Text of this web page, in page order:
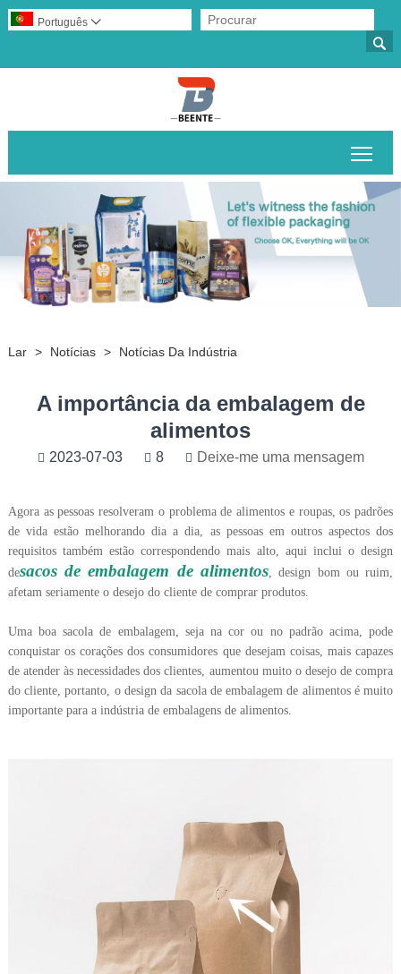

Português 
Lar > Notícias > Notícias Da Indústria
A importância da embalagem de
alimentos
2023-07-03 8 Deixe-me uma mensagem
Agora as pessoas resolveram o problema de alimentos e roupas, os padrões
de vida estão melhorando dia a dia, as pessoas em outros aspectos dos
requisitos também estão correspondendo mais alto, aqui inclui o design
desacos de embalagem de alimentos, design bom ou ruim,
afetam seriamente o desejo do cliente de comprar produtos.
Uma boa sacola de embalagem, seja na cor ou no padrão acima, pode
conquistar os corações dos consumidores que desejam coisas, mais capazes
de atender às necessidades dos clientes, aumentou muito o desejo de compra
do cliente, portanto, o design da sacola de embalagem de alimentos é muito
importante para a indústria de embalagens de alimentos.